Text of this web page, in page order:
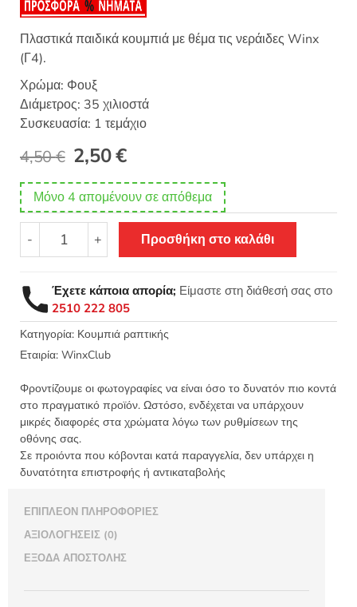
Πλαστικά παιδικά κουμπιά με θέμα τις νεράιδες Winx
(Γ4).
Χρώμα: Φουξ
Διάμετρος: 35 χιλιοστά
Συσκευασία: 1 τεμάχιο
4,50€ Original
price
was:
4,50 €.
2,50€Η
τρέχουσα
τιμή
είναι:
Μόνο 4 απομένουν σε απόθεμα
-
Κουμπιά
παιδικά
Winx
φουξ
35mm
1τεμ
Γ4
+ Προσθήκη στο καλάθι
Έχετε κάποια απορία; Είμαστε στη διάθεσή σας στο
2510 222 805
Κατηγορία: Κουμπιά ραπτικής
Εταιρία: WinxClub
Φροντίζουμε οι φωτογραφίες να είναι όσο το δυνατόν πιο κοντά
στο πραγματικό προϊόν. Ωστόσο, ενδέχεται να υπάρχουν
μικρές διαφορές στα χρώματα λόγω των ρυθμίσεων της
οθόνης σας.
Σε προιόντα που κόβονται κατά παραγγελία, δεν υπάρχει η
δυνατότητα επιστροφής ή αντικαταβολής
ΕΠΙΠΛΈΟΝ ΠΛΗΡΟΦΟΡΊΕΣ
ΑΞΙΟΛΟΓΉΣΕΙΣ (0)
ΈΞΟΔΑ ΑΠΟΣΤΟΛΉΣ